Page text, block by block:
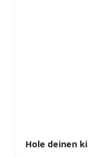
Hole deinen